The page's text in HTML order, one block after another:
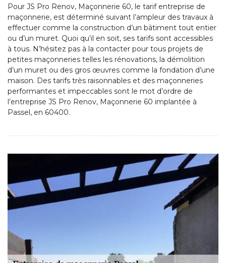
Pour JS Pro Renov, Maçonnerie 60, le tarif entreprise de
maçonnerie, est déterminé suivant l’ampleur des travaux à
effectuer comme la construction d’un bâtiment tout entier
ou d’un muret. Quoi qu’il en soit, ses tarifs sont accessibles
à tous. N’hésitez pas à la contacter pour tous projets de
petites maçonneries telles les rénovations, la démolition
d’un muret ou des gros œuvres comme la fondation d’une
maison. Des tarifs très raisonnables et des maçonneries
performantes et impeccables sont le mot d’ordre de
l’entreprise JS Pro Renov, Maçonnerie 60 implantée à
Passel, en 60400.